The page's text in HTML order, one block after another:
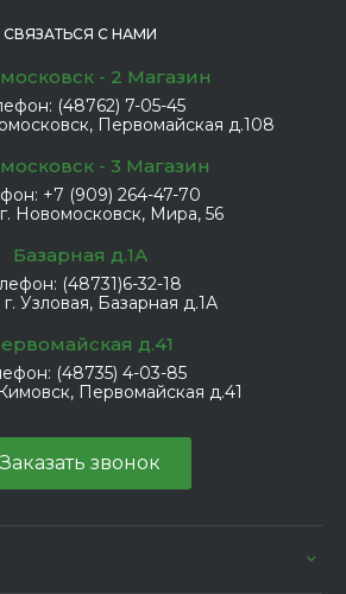
СВЯЗАТЬСЯ С НАМИ
- 2 Магазин
(48762) 7-05-45
Первомайская д.108
- 3 Магазин
+7 (909) 264-47-70
г. Новомосковск, Мира, 56
Базарная д.1А
(48731)6-32-18
г. Узловая, Базарная д.1А
д.41
(48735) 4-03-85
Первомайская д.41
Заказать звонок